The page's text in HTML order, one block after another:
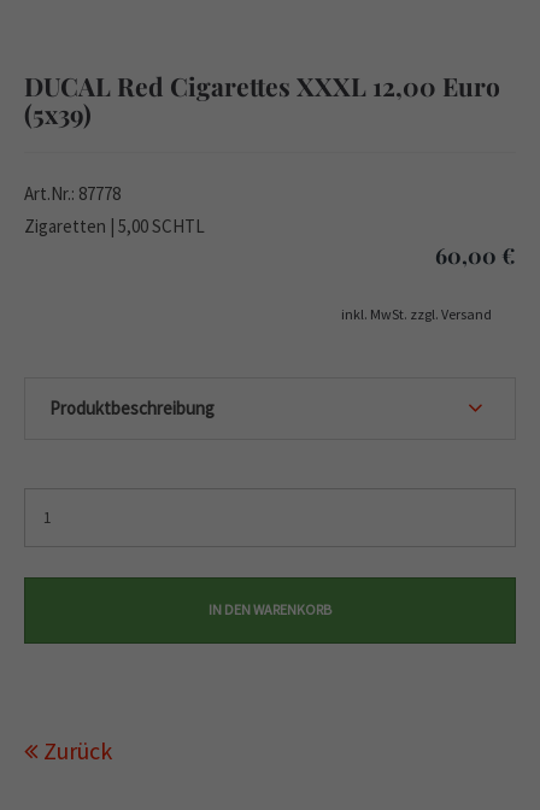
DUCAL Red Cigarettes XXXL 12,00 Euro
(5x39)
Art.Nr.: 87778
Zigaretten | 5,00 SCHTL
60,00 €
inkl. MwSt. zzgl. Versand
Produktbeschreibung
Zurück